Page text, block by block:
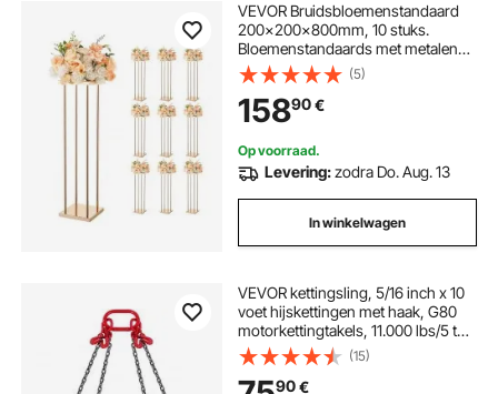
VEVOR Bruidsbloemenstandaard
200x200x800mm, 10 stuks.
Bloemenstandaards met metalen
plank en cilindrische poten,
plantenstandaards voor bruiloften,
feesten, verjaardagen, thuis,
tafeldecoratiestandaard, roségoud
(5)
15890€
Op voorraad.
Levering:zodra Do. Aug. 13
In winkelwagen
VEVOR kettingsling, 5/16 inch x 10
voet hijskettingen met haak, G80
motorkettingtakels, 11.000 lbs/5 ton
hijskettingen voor motortakels,
motorhijsketting met 4-poots
grijphaak en afstellers
(15)
90€